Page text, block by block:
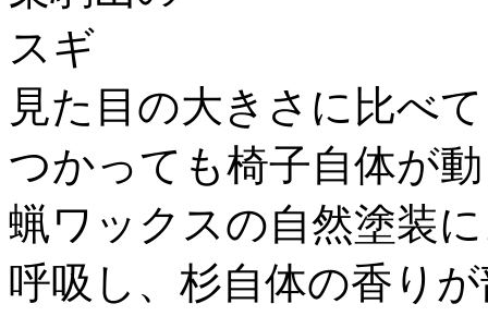
見た目の大きさに比べ
つかっても椅子自体が
蝋ワックスの自然塗装
呼吸し、杉自体の香り